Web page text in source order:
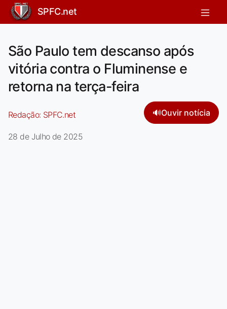
SPFC.net
São Paulo tem descanso após
vitória contra o Fluminense e
retorna na terça-feira
Redação: SPFC.net 🔊Ouvir notícia
28 de Julho de 2025